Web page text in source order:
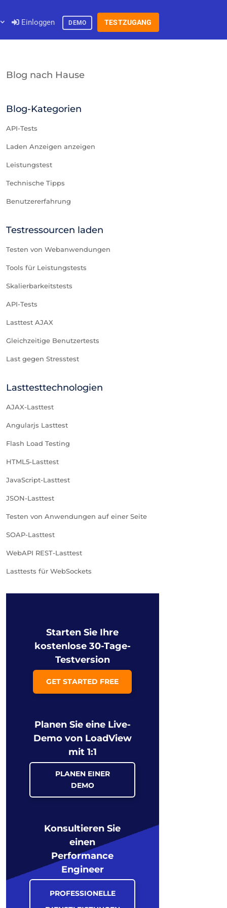
Einloggen DEMO TESTZUGANG
Blog nach Hause
Blog-Kategorien
API-Tests
Laden Anzeigen anzeigen
Leistungstest
Technische Tipps
Benutzererfahrung
Testressourcen laden
Testen von Webanwendungen
Tools für Leistungstests
Skalierbarkeitstests
API-Tests
Lasttest AJAX
Gleichzeitige Benutzertests
Last gegen Stresstest
Lasttesttechnologien
AJAX-Lasttest
Angularjs Lasttest
Flash Load Testing
HTML5-Lasttest
JavaScript-Lasttest
JSON-Lasttest
Testen von Anwendungen auf einer Seite
SOAP-Lasttest
WebAPI REST-Lasttest
Lasttests für WebSockets
Starten Sie Ihre
kostenlose 30-Tage-
Testversion
GET STARTED FREE
Planen Sie eine Live-
Demo von LoadView
mit 1:1
PLANEN EINER
DEMO
Konsultieren Sie
einen
Performance
Engineer
PROFESSIONELLE